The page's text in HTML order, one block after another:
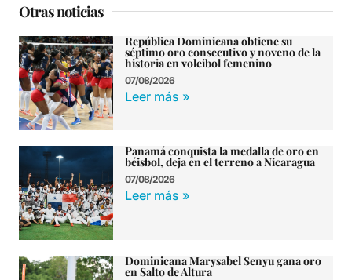
Otras noticias
República Dominicana obtiene su
séptimo oro consecutivo y noveno de la
historia en voleibol femenino
07/08/2026
Leer más »
Panamá conquista la medalla de oro en
béisbol, deja en el terreno a Nicaragua
07/08/2026
Leer más »
Dominicana Marysabel Senyu gana oro
en Salto de Altura